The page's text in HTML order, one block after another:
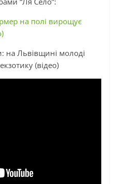
на полі вирощує
на Львівщині молоді
(відео)